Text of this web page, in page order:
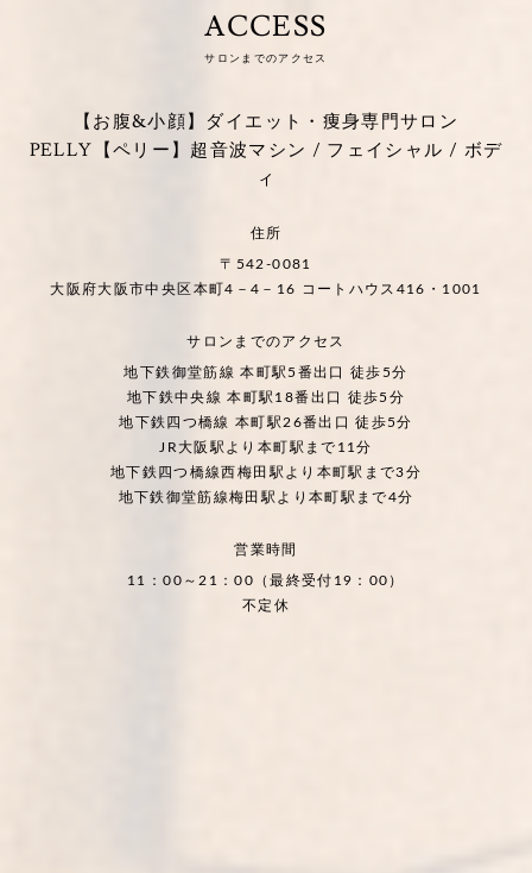
ACCESS
サロンまでのアクセス
【お腹&小顔】ダイエット・痩身専門サロン
PELLY【ペリー】超音波マシン / フェイシャル / ボデ
ィ
住所
〒542-0081
大阪府大阪市中央区本町4－4－16 コートハウス416・1001
サロンまでのアクセス
地下鉄御堂筋線 本町駅5番出口 徒歩5分
地下鉄中央線 本町駅18番出口 徒歩5分
地下鉄四つ橋線 本町駅26番出口 徒歩5分
JR大阪駅より本町駅まで11分
地下鉄四つ橋線西梅田駅より本町駅まで3分
地下鉄御堂筋線梅田駅より本町駅まで4分
営業時間
11：00～21：00（最終受付19：00）
不定休